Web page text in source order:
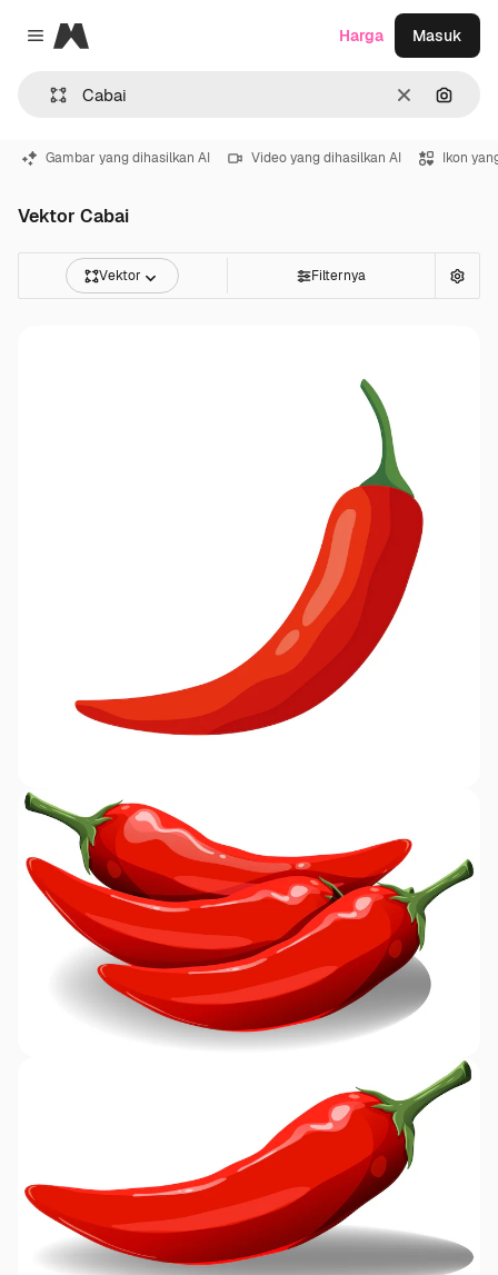
Close menu
Magnific
Jernih
Harga Masuk
Gambar yang dihasilkan AI Video yang dihasilkan AI Ikon
Vektor Cabai
Vektor Filternya